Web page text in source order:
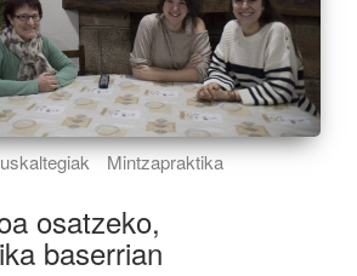
Mintzapraktika
osatzeko,
baserrian